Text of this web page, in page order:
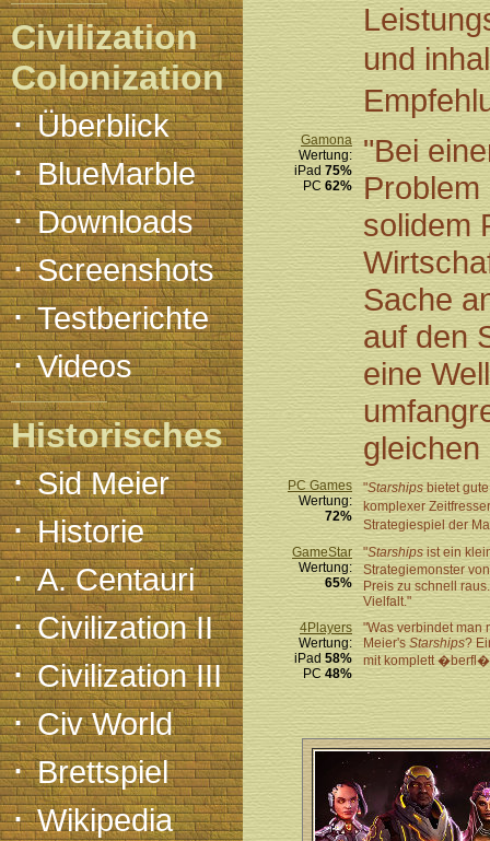
Civilization
Colonization
·Überblick
·BlueMarble
·Downloads
·Screenshots
·Testberichte
·Videos
Historisches
·Sid Meier
·Historie
·A. Centauri
·Civilization II
·Civilization III
·Civ World
·Brettspiel
·Wikipedia
und
Gamona
Wertung:
iPad 75%
PC 62%
"Bei
solidem
Sache
auf den
eine
gleichen
PC Games
Wertung:
72%
"Starshipsbietet
komplexer
Strategiespiel der
GameStar
Wertung:
65%
"Starshipsist ein
Strategiemonster
Preis zu schnell
Vielfalt."
4Players
Wertung:
iPad 58%
PC48%
"Was verbindet man
Meier's Starships?
mit komplett